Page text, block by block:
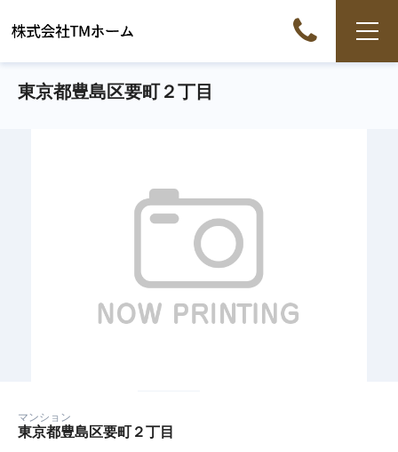
東京都豊島区要町２丁目
マンション
東京都豊島区要町２丁目